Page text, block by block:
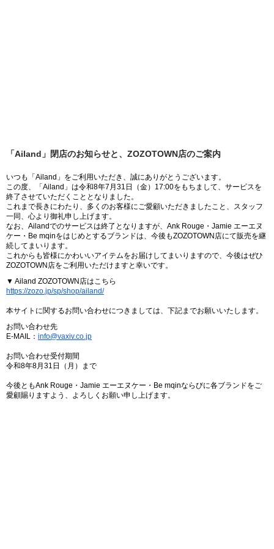
「Ailand」閉店のお知らせと、ZOZOTOWN店のご案内
いつも「Ailand」をご利用いただき、誠にありがとうございます。
この度、「Ailand」は令和8年7月31日（金）17:00をもちまして、サービスを
終了させていただくこととなりました。
これまで長きにわたり、多くのお客様にご愛顧いただきましたこと、スタッフ
一同、心より御礼申し上げます。
なお、Ailandでのサービスは終了となりますが、Ank Rouge・Jamie エーエヌ
ケー・Be mqinをはじめとするブランドは、今後もZOZOTOWN店にて販売を継
続してまいります。
これからも皆様にかわいいアイテムをお届けしてまいりますので、今後はぜひ
ZOZOTOWN店をご利用いただけますと幸いです。
▼ Ailand ZOZOTOWN店はこちら
https://zozo.jp/sp/shop/ailand/
本サイトに関するお問い合わせにつきましては、下記までお願いいたします。
お問い合わせ先
E-MAIL： info@vaxiv.co.jp
お問い合わせ受付期間
令和8年8月31日（月）まで
今後ともAnk Rouge・Jamie エーエヌケー・Be mqinならびに各ブランドをご
愛顧賜りますよう、よろしくお願い申し上げます。